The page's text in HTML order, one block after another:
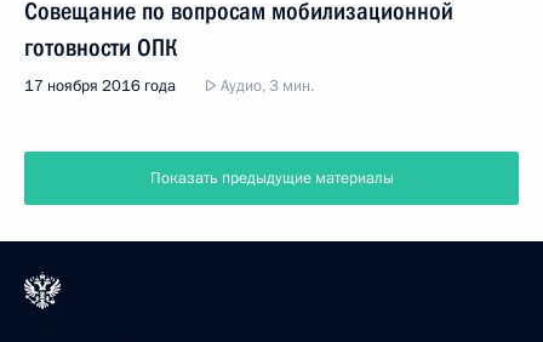
Совещание по вопросам мобилизационной
готовности ОПК
17 ноября 2016 года Аудио, 3 мин.
Показать предыдущие материалы